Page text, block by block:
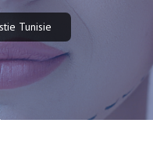
Tunisie